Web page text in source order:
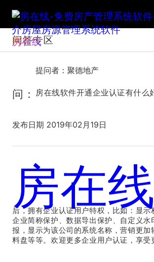
房在线
问答专区
提问者：聚德地产
问： 房在线软件开通企业认证有什么
发布日期 2019年02月19日
官方解答：
房在线
后，拥有企业认证用户特权，比如：显示
企业简称保护、数据导出保护、自定义水
报，显示为该公司的系统名称，营销更
料盘等等。欢迎更多企业用户认证，享受